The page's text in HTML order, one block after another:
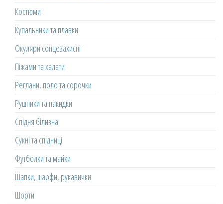
Костюми
Купальники та плавки
Окуляри сонцезахисні
Піжами та халати
Реглани, поло та сорочки
Рушники та накидки
Спідня білизна
Сукні та спідниці
Футболки та майки
Шапки, шарфи, рукавички
Шорти